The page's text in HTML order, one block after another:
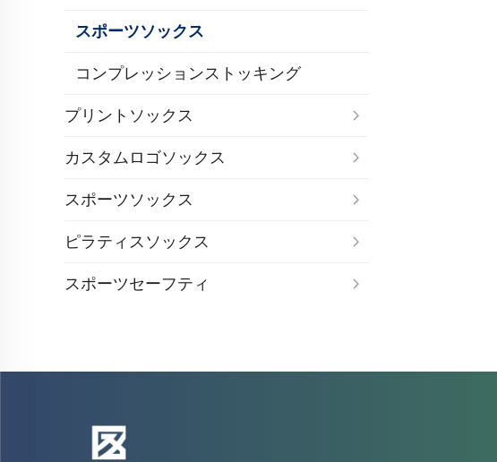
スポーツソックス
コンプレッションストッキング
プリントソックス
カスタムロゴソックス
スポーツソックス
ピラティスソックス
スポーツセーフティ